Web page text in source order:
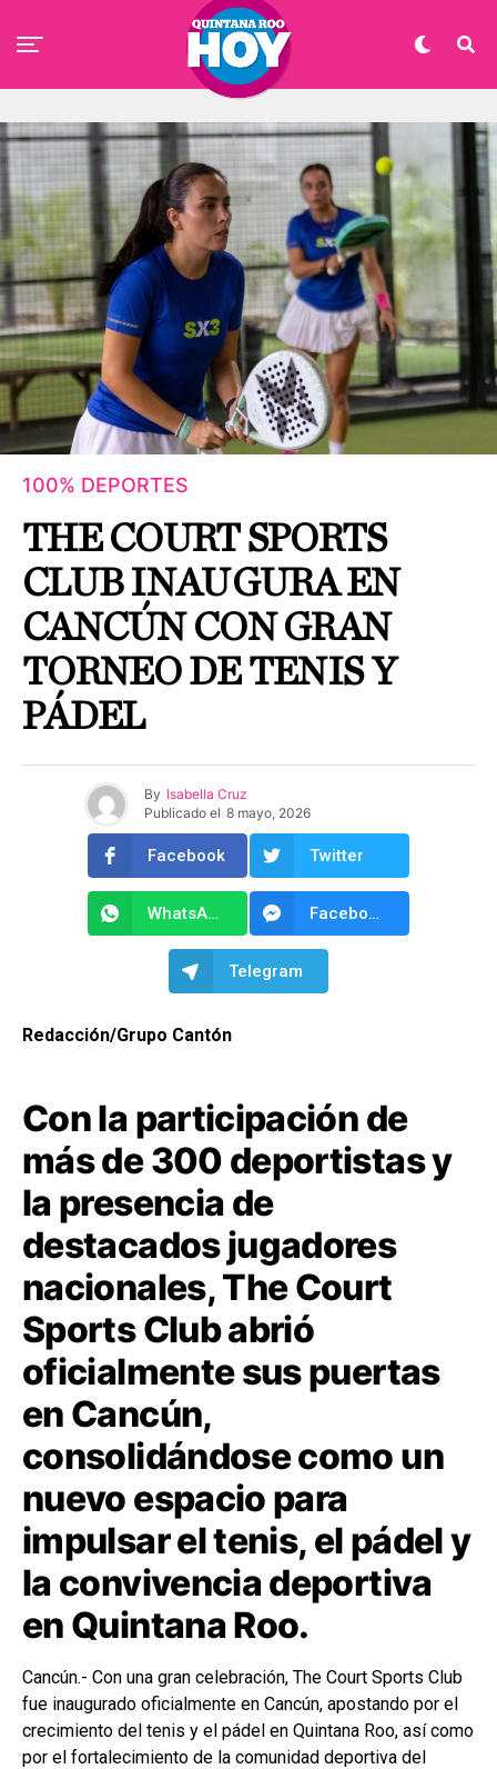
100% DEPORTES
THE COURT SPORTS
CLUB INAUGURA EN
CANCÚN CON GRAN
TORNEO DE TENIS Y
PÁDEL
By Isabella Cruz
Publicado el 8 mayo, 2026
Facebook Twitter
WhatsApp Facebook Messenger
Telegram
Redacción/Grupo Cantón
Con la participación de
más de 300 deportistas y
la presencia de
destacados jugadores
nacionales, The Court
Sports Club abrió
oficialmente sus puertas
en Cancún,
consolidándose como un
nuevo espacio para
impulsar el tenis, el pádel y
la convivencia deportiva
en Quintana Roo.
Cancún.- Con una gran celebración, The Court Sports Club
fue inaugurado oficialmente en Cancún, apostando por el
crecimiento del tenis y el pádel en Quintana Roo, así como
por el fortalecimiento de la comunidad deportiva del